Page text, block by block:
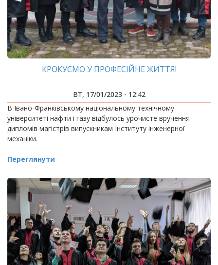
КРОКУЄМО У ПРОФЕСІЙНЕ ЖИТТЯ!
ВТ, 17/01/2023 - 12:42
В Івано-Франківському національному технічному
університеті нафти і газу відбулось урочисте вручення
дипломів магістрів випускникам Інституту інженерної
механіки.
Переглянути